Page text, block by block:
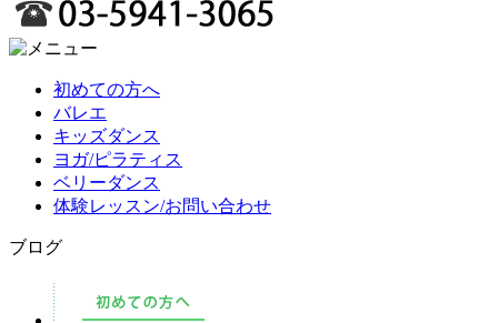
初めての方へ
バレエ
キッズダンス
ヨガ/ピラティス
ベリーダンス
体験レッスン/お問い合わせ
ブログ